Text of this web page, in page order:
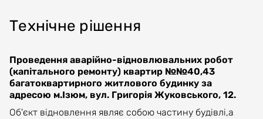
Технічне рішення
Проведення аварійно-відновлювальних робот
(капітального ремонту) квартир №№40,43
багатоквартирного житлового будинку за
адресою м.Ізюм, вул. Григорія Жуковського, 12.
Об'єкт відновлення являє собою частину будівлі,а